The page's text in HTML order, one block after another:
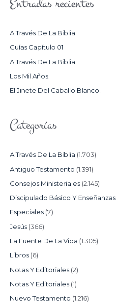
C
R
:
A Través De La Biblia
Guías Capítulo 01
A Través De La Biblia
Los Mil Años.
El Jinete Del Caballo Blanco.
Categorías
A Través De La Biblia (1.703)
Antiguo Testamento (1.391)
Consejos Ministeriales (2.145)
Discipulado Básico Y Enseñanzas
Especiales (7)
Jesús (366)
La Fuente De La Vida (1.305)
Libros (6)
Notas Y Editoriales (2)
Notas Y Editoriales (1)
Nuevo Testamento (1.216)